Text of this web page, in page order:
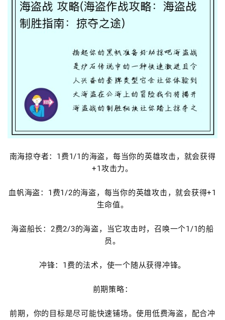
南海掠夺者：1费1/1的海盗，每当你的英雄攻击，就会获得
+1攻击力。
血帆海盗：1费1/2的海盗，每当你的英雄攻击，就会获得+1
生命值。
海盗船长：2费2/3的海盗，当它攻击时，召唤一个1/1的船
员。
冲锋：1费的法术，使一个随从获得冲锋。
前期策略：
前期，你的目标是尽可能快速铺场。使用低费海盗，配合冲